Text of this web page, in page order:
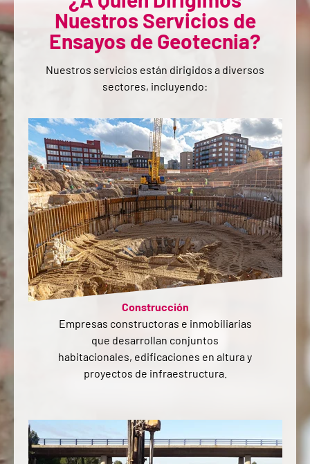
Nuestros Servicios de
Ensayos de Geotecnia?
Nuestros servicios están dirigidos a diversos
sectores, incluyendo:
Construcción
Empresas constructoras e inmobiliarias
que desarrollan conjuntos
habitacionales, edificaciones en altura y
proyectos de infraestructura.